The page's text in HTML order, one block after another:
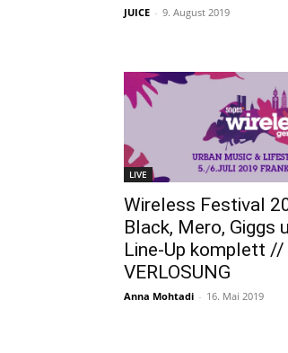
JUICE - 9. August 2019
LIVE
Wireless Festival
Black, Mero, Giggs
Line-Up komplett //
VERLOSUNG
Anna Mohtadi - 16. Mai 2019